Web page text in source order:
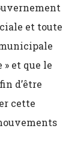
et toute
et que le
d’être
cette